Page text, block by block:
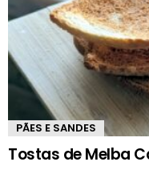
PÃES E SANDES
Tostas de Melba